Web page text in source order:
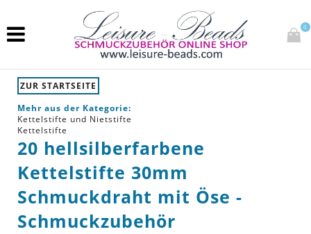
0
ZUR STARTSEITE
Mehr aus der Kategorie:
Kettelstifte und Nietstifte
Kettelstifte
20 hellsilberfarbene
Kettelstifte 30mm
Schmuckdraht mit Öse -
Schmuckzubehör